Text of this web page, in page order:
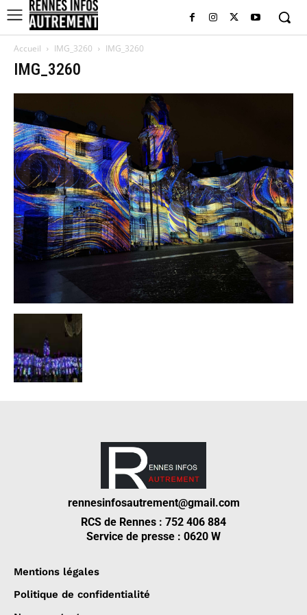
Accueil IMG_3260 IMG_3260
IMG_3260
rennesinfosautrement@gmail.com
RCS de Rennes : 752 406 884
Service de presse : 0620 W
Mentions légales
Politique de confidentialité